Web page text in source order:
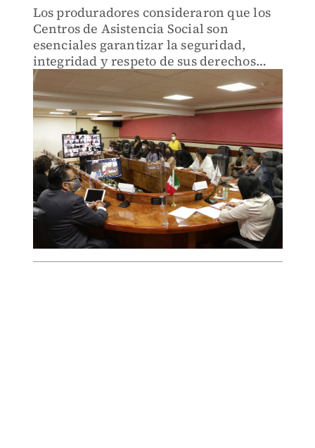
Los produradores consideraron que los
Centros de Asistencia Social son
esenciales garantizar la seguridad,
integridad y respeto de sus derechos
humanos de menores de edad.